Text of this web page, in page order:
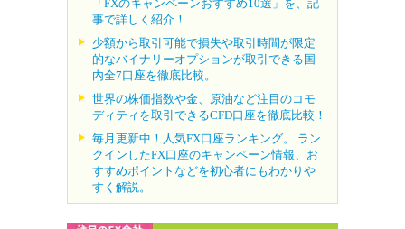
「FXのキャンペーンおすすめ10選」を、記
事で詳しく紹介！
少額から取引可能で損失や取引時間が限定
的なバイナリーオプションが取引できる国
内全7口座を徹底比較。
世界の株価指数や金、原油など注目のコモ
ディティを取引できるCFD口座を徹底比較！
毎月更新中！人気FX口座ランキング。 ラン
クインしたFX口座のキャンペーン情報、お
すすめポイントなどを初心者にもわかりや
すく解説。